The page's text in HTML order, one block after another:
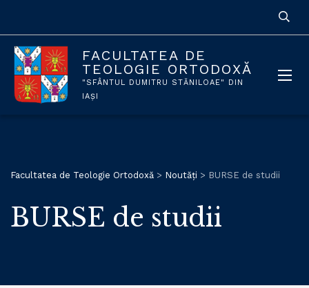
FACULTATEA DE
TEOLOGIE ORTODOXĂ
"SFÂNTUL DUMITRU STĂNILOAE" DIN
IAȘI
Facultatea de Teologie Ortodoxă > Noutăți > BURSE de studii
BURSE de studii